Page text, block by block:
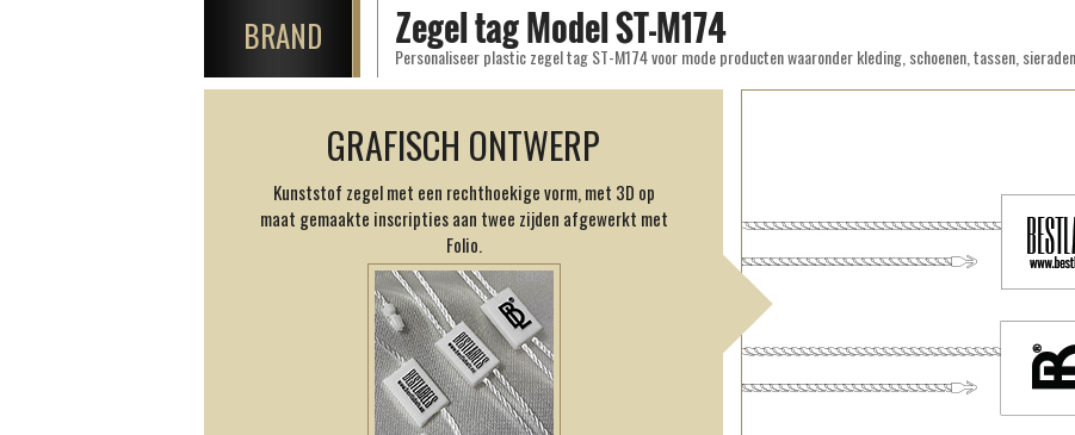
BRAND Zegel tag Model ST-M174
Personaliseer plastic zegel tag ST-M174 voor mode producten waaronder kleding, schoenen, tassen,
GRAFISCH ONTWERP
Kunststof zegel met een rechthoekige vorm, met 3D op
maat gemaakte inscripties aan twee zijden afgewerkt met
Folio.